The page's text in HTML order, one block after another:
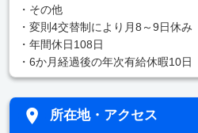
・その他
・変則4交替制により月8～9日休み
・年間休日108日
・6か月経過後の年次有給休暇10日
所在地・アクセス